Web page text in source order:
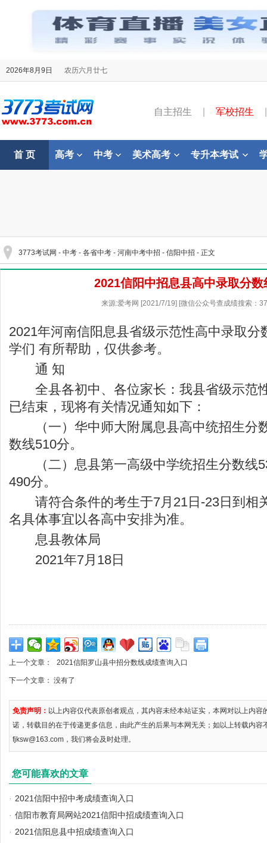
2026年8月9日 农历六月廿七
自主招生 军校招生
首 页 高考 中考 美术高考 专升本考试
3773考试网 - 中考 - 各省中考 - 河南中考中招 - 信阳中招 - 正文
2021信阳中招息县高中录取分数
来源:爱考网 [2021/7/19] [微信公众号查成绩搜索：
2021年河南信阳息县省级示范性高中录取分
学们 有所帮助，仅供参考。
通 知
全县各初中、各位家长：我县省级示范
已结束，现将有关情况通知如下：
（一）华中师大附属息县高中统招生分
数线510分。
（二）息县第一高级中学统招生分数线
490分。
请符合条件的考生于7月21日-23日到相
名具体事宜以各高中安排为准。
息县教体局
2021年7月18日
上一个文章： 2021信阳罗山县中招分数线成绩查询入口
下一个文章： 没有了
免责声明： 以上内容仅代表原创者观点，其内容未经本站证实，本网对以上内
诺，转载目的在于传递更多信息，由此产生的后果与本网无关；如以上转载内容
fjksw@163.com，我们将会及时处理。
您可能喜欢的文章
· 2021信阳中招中考成绩查询入口
· 信阳市教育局网站2021信阳中招成绩查询入口
· 2021信阳息县中招成绩查询入口